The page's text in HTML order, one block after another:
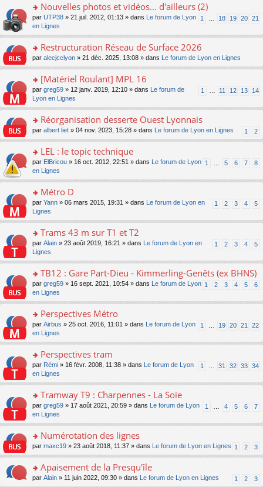
u
s
ré
c
e
nt
o
n
lu
le
u
s
ré
c
e
nt
g
e
n
o
n
lu
u
s
ré
c
e
er
le
m
e
s
s
e
n
o
n
lu
pl
s
ré
c
e
o
n
s
er
le
m
e
s
s
e
n
o
n
le
s
ré
e
Nouvelles photos et vidéos... d'ailleurs (2)
1 18 19 20 21
par UTP38 » 21 juil. 2012, 01:13 » dans
Le forum de Lyon
en Lignes
o
n
ult
er
le
m
e
s
g
e
n
o
n
le
s
ré
e
Restructuration Réseau de Surface 2026
par alecjcclyon » 21 déc. 2025, 13:08 » dans Le forum de Lyon en Lignes
o
s
er
le
m
e
s
s
e
n
o
n
lu
pl
ré
c
e
nt
[Matériel Roulant] MPL 16
1 11 12 13 14
par greg59 » 12 janv. 2019, 12:10 » dans
Le forum de
Lyon en Lignes
o
n
ult
er
le
m
e
s
s
e
n
o
n
lu
pl
ré
c
e
nt
Réorganisation desserte Ouest Lyonnais
1 2
par albert liet » 04 nov. 2023, 15:28 » dans Le forum de Lyon en Lignes
o
n
s
er
le
m
e
s
s
a
n
o
n
lu
le
u
c
e
nt
LEL : le topic technique
1 5 6 7 8
par ElBricou » 16 oct. 2012, 22:51 » dans
Le forum de Lyon
en Lignes
o
s
er
le
m
e
s
s
a
n
o
n
lu
le
u
c
e
nt
Métro D
1 2 3 4 5
par Yann » 06 mars 2015, 19:31 » dans
Le forum de Lyon en
Lignes
o
s
er
le
m
e
s
s
a
n
o
n
lu
le
u
c
e
nt
Trams 43 m sur T1 et T2
1 2 3 4 5
par Alain » 23 août 2019, 16:21 » dans
Le forum de Lyon en
Lignes
o
n
s
er
le
m
e
s
s
a
n
o
n
lu
le
u
ré
c
TB12 : Gare Part-Dieu - Kimmerling-Genêts (ex BHNS)
1 2 3 4 5 6
par greg59 » 16 sept. 2021, 10:54 » dans
Le forum de Lyon
en Lignes
o
n
s
er
le
m
e
s
s
a
n
o
n
lu
pl
Perspectives Métro
1 19 20 21 22
par Airbus » 25 oct. 2016, 11:01 » dans
Le forum de Lyon
en Lignes
o
n
s
er
le
m
e
s
s
e
n
Perspectives tram
1 31 32 33 34
par Rémi » 16 févr. 2008, 11:38 » dans
Le forum de Lyon
en Lignes
o
n
s
er
le
m
e
s
Tramway T9 : Charpennes - La Soie
1 4 5 6 7
par greg59 » 17 août 2021, 20:59 » dans
Le forum de Lyon
en Lignes
o
n
ult
er
Numérotation des lignes
1 2 3
par maxc19 » 23 août 2018, 11:37 » dans Le forum de Lyon en Lignes
o
Apaisement de la Presqu'île
1 2 3
par Alain » 11 juin 2022, 09:30 » dans Le forum de Lyon en Lignes